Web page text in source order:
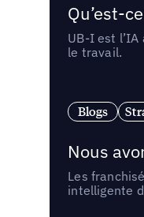
Qu’est-
UB-I est
le travail.
Blogs
Nous
Les
intelligente